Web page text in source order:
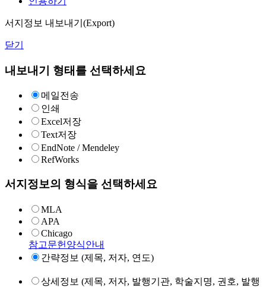
서지정보 내보내기(Export)
닫기
내보내기 형태를 선택하세요
메일전송
인쇄
Excel저장
Text저장
EndNote / Mendeley
RefWorks
서지정보의 형식을 선택하세요
MLA
APA
Chicago
참고문헌양식안내
간략정보 (제목, 저자, 연도)
상세정보 (제목, 저자, 발행기관, 학술지명, 권호, 발행